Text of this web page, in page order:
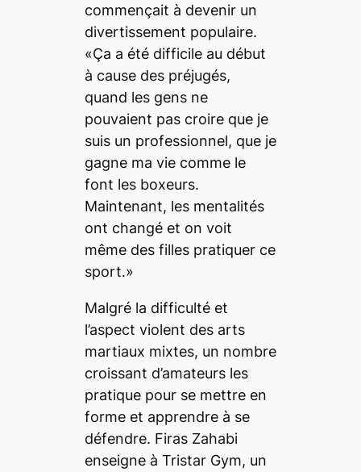
commençait à devenir un
divertissement populaire.
«Ça a été difficile au début
à cause des préjugés,
quand les gens ne
pouvaient pas croire que je
suis un professionnel, que je
gagne ma vie comme le
font les boxeurs.
Maintenant, les mentalités
ont changé et on voit
même des filles pratiquer ce
sport.»
Malgré la difficulté et
l’aspect violent des arts
martiaux mixtes, un nombre
croissant d’amateurs les
pratique pour se mettre en
forme et apprendre à se
défendre. Firas Zahabi
enseigne à Tristar Gym, un